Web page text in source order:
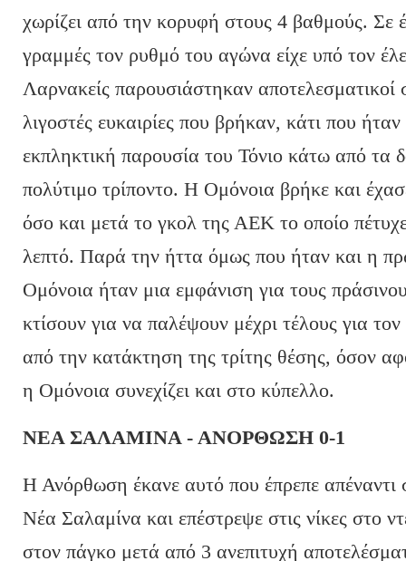
χωρίζει από την κορυφή στους 4 βαθμούς. Σε
γραμμές τον ρυθμό του αγώνα είχε υπό τον
Λαρνακείς παρουσιάστηκαν αποτελεσματικοί
λιγοστές ευκαιρίες που βρήκαν, κάτι που
εκπληκτική παρουσία του Τόνιο κάτω από τα
πολύτιμο τρίποντο. Η Ομόνοια βρήκε και
όσο και μετά το γκολ της ΑΕΚ το οποίο
λεπτό. Παρά την ήττα όμως που ήταν και η
Ομόνοια ήταν μια εμφάνιση για τους
κτίσουν για να παλέψουν μέχρι τέλους για
από την κατάκτηση της τρίτης θέσης, όσον
η Ομόνοια συνεχίζει και στο κύπελλο.
ΝΕΑ ΣΑΛΑΜΙΝΑ - ΑΝΟΡΘΩΣΗ 0-1
Η Ανόρθωση έκανε αυτό που έπρεπε απέναντι
Νέα Σαλαμίνα και επέστρεψε στις νίκες στο
στον πάγκο μετά από 3 ανεπιτυχή